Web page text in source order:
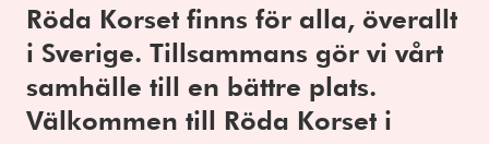
Röda Korset finns för alla, överallt
i Sverige. Tillsammans gör vi vårt
samhälle till en bättre plats.
Välkommen till Röda Korset i